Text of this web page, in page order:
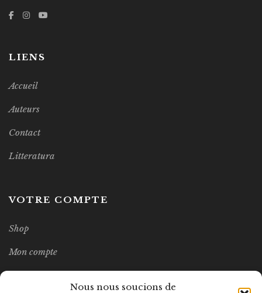
Nous nous soucions de
LIENS
Accueil
Auteurs
Contact
Litteratura
VOTRE COMPTE
Shop
Mon compte